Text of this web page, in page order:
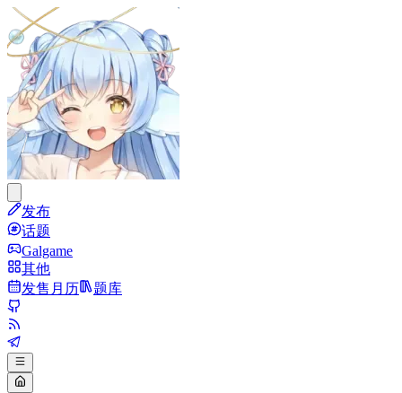
发布
话题
Galgame
其他
发售月历
题库